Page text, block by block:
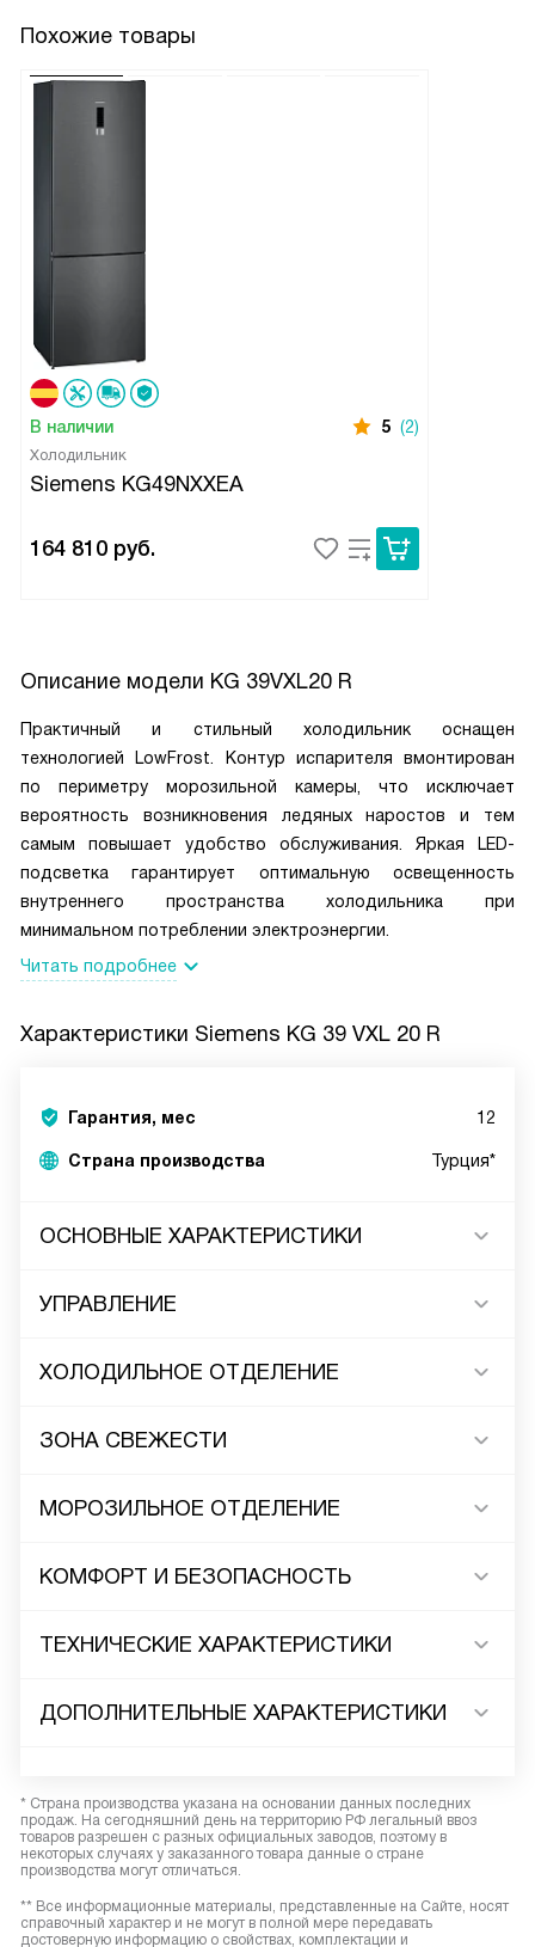
Похожие товары
В наличии 5 (2)
Холодильник
Siemens KG49NXXEA
164 810 руб.
Описание модели KG 39VXL20 R
Практичный и стильный холодильник оснащен
технологией LowFrost. Контур испарителя вмонтирован
по периметру морозильной камеры, что исключает
вероятность возникновения ледяных наростов и тем
самым повышает удобство обслуживания. Яркая LED-
подсветка гарантирует оптимальную освещенность
внутреннего пространства холодильника при
минимальном потреблении электроэнергии.
Читать подробнее
Характеристики Siemens KG 39 VXL 20 R
Гарантия, мес 12
Страна производства Турция*
ОСНОВНЫЕ ХАРАКТЕРИСТИКИ
УПРАВЛЕНИЕ
ХОЛОДИЛЬНОЕ ОТДЕЛЕНИЕ
ЗОНА СВЕЖЕСТИ
МОРОЗИЛЬНОЕ ОТДЕЛЕНИЕ
КОМФОРТ И БЕЗОПАСНОСТЬ
ТЕХНИЧЕСКИЕ ХАРАКТЕРИСТИКИ
ДОПОЛНИТЕЛЬНЫЕ ХАРАКТЕРИСТИКИ
* Страна производства указана на основании данных последних
продаж. На сегодняшний день на территорию РФ легальный ввоз
товаров разрешен с разных официальных заводов, поэтому в
некоторых случаях у заказанного товара данные о стране
производства могут отличаться.
** Все информационные материалы, представленные на Сайте, носят
справочный характер и не могут в полной мере передавать
достоверную информацию о свойствах, комплектации и